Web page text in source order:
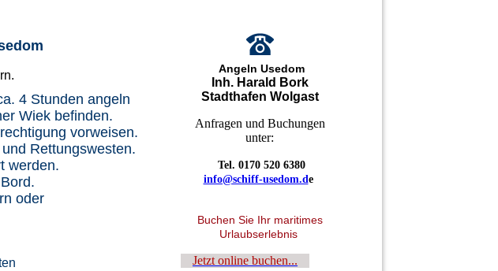
4 Stunden angeln
Wiek befinden.
vorweisen.
Rettungswesten.
werden.
oder
Angeln Usedom
Inh. Harald Bork
Stadthafen Wolgast
Anfragen und Buchungen
unter:
Tel. 0170 520 6380
info@schiff-usedom.de
Buchen Sie Ihr maritimes
Urlaubserlebnis
Jetzt online buchen...